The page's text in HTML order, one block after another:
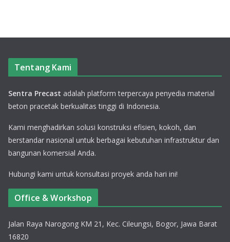
Tentang Kami
Sentra Precast adalah platform terpercaya penyedia material
beton pracetak berkualitas tinggi di Indonesia.
Kami menghadirkan solusi konstruksi efisien, kokoh, dan
berstandar nasional untuk berbagai kebutuhan infrastruktur dan
bangunan komersial Anda.
Hubungi kami untuk konsultasi proyek anda hari ini!
Office & Workshop
Jalan Raya Narogong KM 21, Kec. Cileungsi, Bogor, Jawa Barat
16820